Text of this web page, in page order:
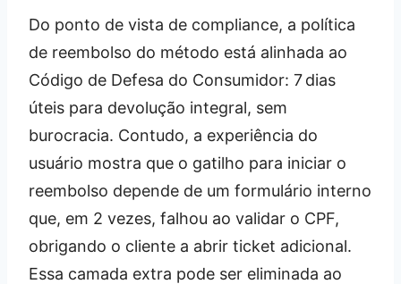
Do ponto de vista de compliance, a política
de reembolso do método está alinhada ao
Código de Defesa do Consumidor: 7 dias
úteis para devolução integral, sem
burocracia. Contudo, a experiência do
usuário mostra que o gatilho para iniciar o
reembolso depende de um formulário interno
que, em 2 vezes, falhou ao validar o CPF,
obrigando o cliente a abrir ticket adicional.
Essa camada extra pode ser eliminada ao